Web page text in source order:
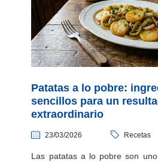
Patatas a lo pobre:
sencillos para un
extraordinario
23/03/2026 Recetas
Las patatas a lo pobre son